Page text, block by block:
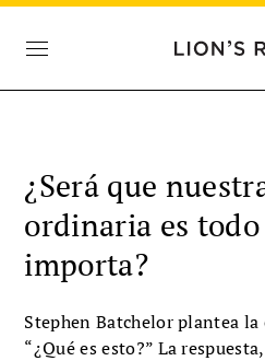
¿Será que
ordinaria es
importa?
Stephen Batchelor plantea
“¿Qué es esto?” La